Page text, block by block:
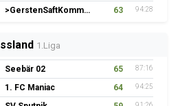
>GerstenSaftKommando 63 94:28
1.Liga
Seebär 02 65 87:16
1. FC Maniac 64 94:25